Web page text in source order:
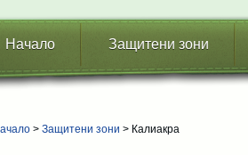
Начало Защитени зони
> Защитени зони > Калиакра